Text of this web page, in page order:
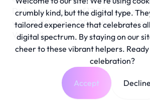
De bar is open vanaf 17.00 uur en wie
van 20.00u tot 21.00u is het open bar.
Vol = vol!
crumbly kind, but the digital type.
tailored experience that celebrates
digital spectrum. By staying on our
cheer to these vibrant helpers.
celebration?
Accept Decline